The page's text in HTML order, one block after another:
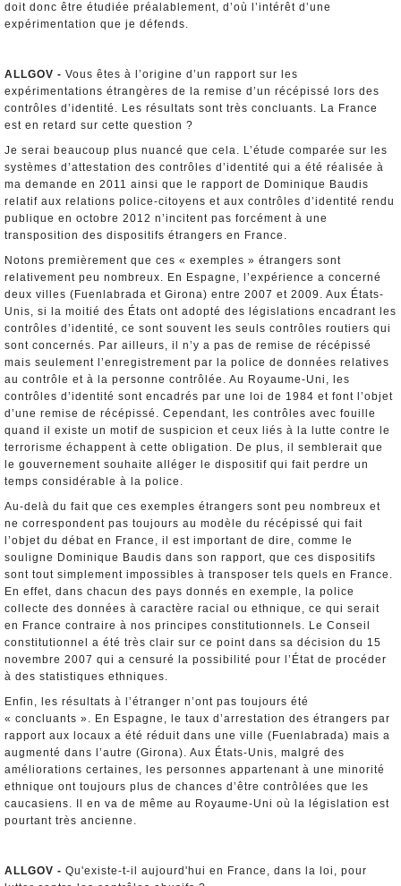
doit donc être étudiée préalablement, d’où l’intérêt d’une
expérimentation que je défends.
ALLGOV - Vous êtes à l’origine d’un rapport sur les
expérimentations étrangères de la remise d’un récépissé lors des
contrôles d’identité. Les résultats sont très concluants. La France
est en retard sur cette question ?
Je serai beaucoup plus nuancé que cela. L’étude comparée sur les
systèmes d’attestation des contrôles d’identité qui a été réalisée à
ma demande en 2011 ainsi que le rapport de Dominique Baudis
relatif aux relations police-citoyens et aux contrôles d’identité rendu
publique en octobre 2012 n’incitent pas forcément à une
transposition des dispositifs étrangers en France.
Notons premièrement que ces « exemples » étrangers sont
relativement peu nombreux. En Espagne, l’expérience a concerné
deux villes (Fuenlabrada et Girona) entre 2007 et 2009. Aux États-
Unis, si la moitié des États ont adopté des législations encadrant les
contrôles d’identité, ce sont souvent les seuls contrôles routiers qui
sont concernés. Par ailleurs, il n’y a pas de remise de récépissé
mais seulement l’enregistrement par la police de données relatives
au contrôle et à la personne contrôlée. Au Royaume-Uni, les
contrôles d’identité sont encadrés par une loi de 1984 et font l’objet
d’une remise de récépissé. Cependant, les contrôles avec fouille
quand il existe un motif de suspicion et ceux liés à la lutte contre le
terrorisme échappent à cette obligation. De plus, il semblerait que
le gouvernement souhaite alléger le dispositif qui fait perdre un
temps considérable à la police.
Au-delà du fait que ces exemples étrangers sont peu nombreux et
ne correspondent pas toujours au modèle du récépissé qui fait
l’objet du débat en France, il est important de dire, comme le
souligne Dominique Baudis dans son rapport, que ces dispositifs
sont tout simplement impossibles à transposer tels quels en France.
En effet, dans chacun des pays donnés en exemple, la police
collecte des données à caractère racial ou ethnique, ce qui serait
en France contraire à nos principes constitutionnels. Le Conseil
constitutionnel a été très clair sur ce point dans sa décision du 15
novembre 2007 qui a censuré la possibilité pour l’État de procéder
à des statistiques ethniques.
Enfin, les résultats à l’étranger n’ont pas toujours été
« concluants ». En Espagne, le taux d’arrestation des étrangers par
rapport aux locaux a été réduit dans une ville (Fuenlabrada) mais a
augmenté dans l’autre (Girona). Aux États-Unis, malgré des
améliorations certaines, les personnes appartenant à une minorité
ethnique ont toujours plus de chances d’être contrôlées que les
caucasiens. Il en va de même au Royaume-Uni où la législation est
pourtant très ancienne.
ALLGOV - Qu'existe-t-il aujourd'hui en France, dans la loi, pour